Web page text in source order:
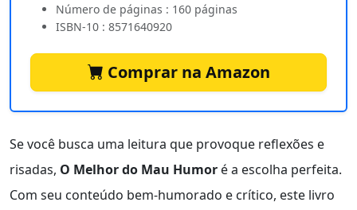
Número de páginas : 160 páginas
ISBN-10 : 8571640920
Comprar na Amazon
Se você busca uma leitura que provoque reflexões e
risadas, O Melhor do Mau Humor é a escolha perfeita.
Com seu conteúdo bem-humorado e crítico, este livro